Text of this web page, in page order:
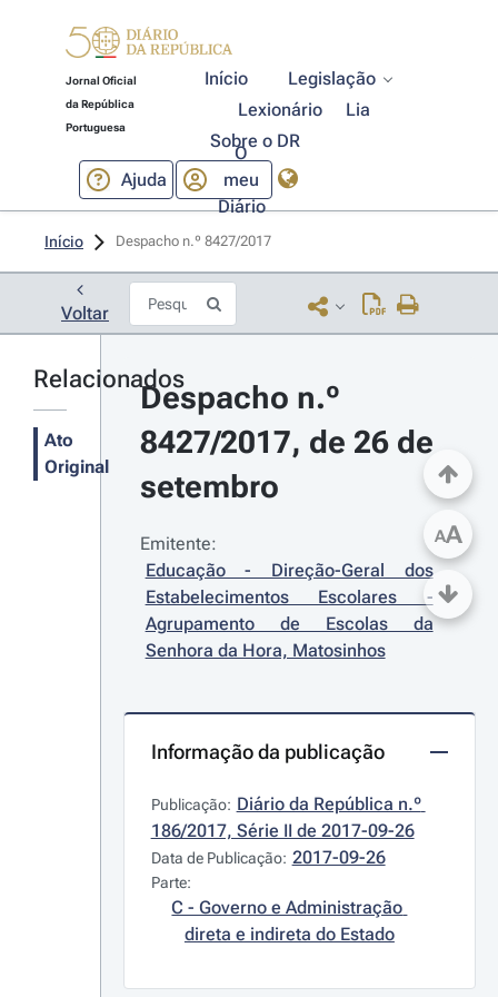
Jornal Oficial
da República
Portuguesa
Início
Legislação
Lexionário
Lia
Sobre o DR
Ajuda
O
meu
Diário
Início Despacho n.º 8427/2017
Voltar
Relacionados
Ato
Original
Despacho n.º
8427/2017, de 26 de
setembro
Emitente:
Educação - Direção-Geral dos
Estabelecimentos Escolares -
Agrupamento de Escolas da
Senhora da Hora, Matosinhos
Informação da publicação
Publicação: Diário da República n.º
186/2017, Série II de 2017-09-26
Data de Publicação: 2017-09-26
Parte:
C - Governo e Administração
direta e indireta do Estado
AA